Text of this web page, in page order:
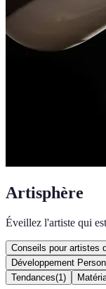
Artisphère
Éveillez l'artiste qui
Conseils pour artistes
Développement
Tendances(1 )